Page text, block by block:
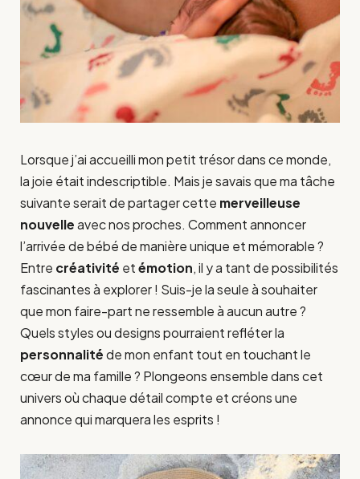
Lorsque j’ai accueilli mon petit trésor dans ce monde,
la joie était indescriptible. Mais je savais que ma tâche
suivante serait de partager cette merveilleuse
nouvelleavec nos proches. Comment annoncer
l’arrivée de bébé de manière unique et mémorable ?
Entre créativité etémotion, il y a tant de possibilités
fascinantes à explorer ! Suis-je la seule à souhaiter
que mon faire-part ne ressemble à aucun autre ?
Quels styles ou designs pourraient refléter la
personnalitéde mon enfant tout en touchant le
cœur de ma famille ? Plongeons ensemble dans cet
univers où chaque détail compte et créons une
annonce qui marquera les esprits !